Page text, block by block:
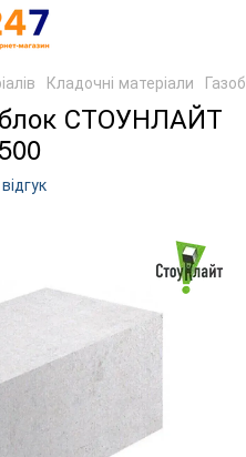
Кладочні матеріали
блок СТОУНЛАЙТ